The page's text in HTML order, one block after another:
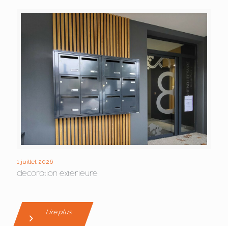
1 juillet 2026
decoration exterieure
Lire plus